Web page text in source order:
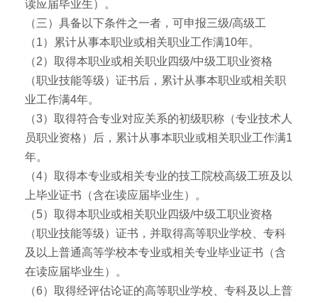
读应届毕业生）。
（三）具备以下条件之一者，可申报三级/高级工
（1）累计从事本职业或相关职业工作满10年。
（2）取得本职业或相关职业四级/中级工职业资格
（职业技能等级）证书后，累计从事本职业或相关职
业工作满4年。
（3）取得符合专业对应关系的初级职称（专业技术人
员职业资格）后，累计从事本职业或相关职业工作满1
年。
（4）取得本专业或相关专业的技工院校高级工班及以
上毕业证书（含在读应届毕业生）。
（5）取得本职业或相关职业四级/中级工职业资格
（职业技能等级）证书，并取得高等职业学校、专科
及以上普通高等学校本专业或相关专业毕业证书（含
在读应届毕业生）。
（6）取得经评估论证的高等职业学校、专科及以上普